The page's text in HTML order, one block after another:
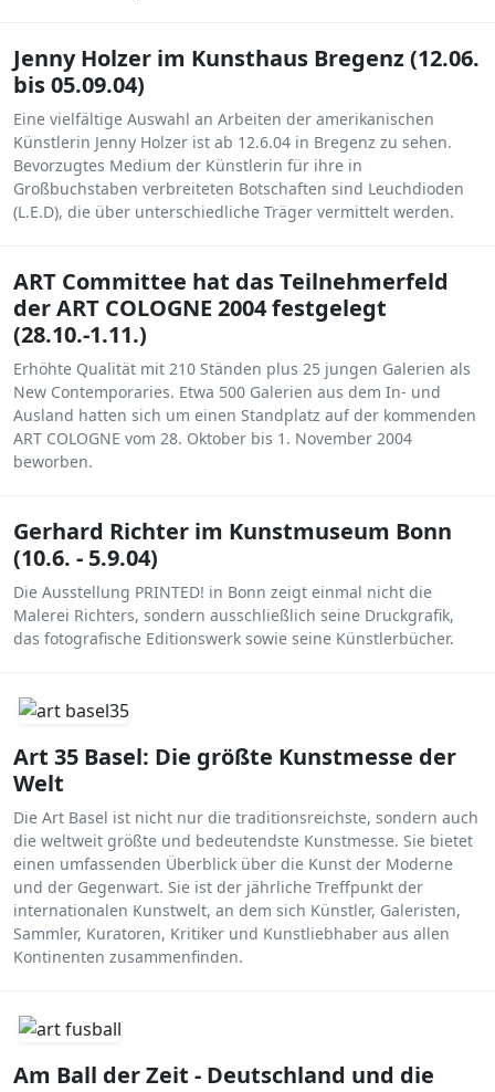
Jenny Holzer im Kunsthaus Bregenz (12.06.
bis 05.09.04)
Eine vielfältige Auswahl an Arbeiten der amerikanischen
Künstlerin Jenny Holzer ist ab 12.6.04 in Bregenz zu sehen.
Bevorzugtes Medium der Künstlerin für ihre in
Großbuchstaben verbreiteten Botschaften sind Leuchdioden
(L.E.D), die über unterschiedliche Träger vermittelt werden.
ART Committee hat das Teilnehmerfeld
der ART COLOGNE 2004 festgelegt
(28.10.-1.11.)
Erhöhte Qualität mit 210 Ständen plus 25 jungen Galerien als
New Contemporaries. Etwa 500 Galerien aus dem In- und
Ausland hatten sich um einen Standplatz auf der kommenden
ART COLOGNE vom 28. Oktober bis 1. November 2004
beworben.
Gerhard Richter im Kunstmuseum Bonn
(10.6. - 5.9.04)
Die Ausstellung PRINTED! in Bonn zeigt einmal nicht die
Malerei Richters, sondern ausschließlich seine Druckgrafik,
das fotografische Editionswerk sowie seine Künstlerbücher.
Art 35 Basel: Die größte Kunstmesse der
Welt
Die Art Basel ist nicht nur die traditionsreichste, sondern auch
die weltweit größte und bedeutendste Kunstmesse. Sie bietet
einen umfassenden Überblick über die Kunst der Moderne
und der Gegenwart. Sie ist der jährliche Treffpunkt der
internationalen Kunstwelt, an dem sich Künstler, Galeristen,
Sammler, Kuratoren, Kritiker und Kunstliebhaber aus allen
Kontinenten zusammenfinden.
Am Ball der Zeit - Deutschland und die